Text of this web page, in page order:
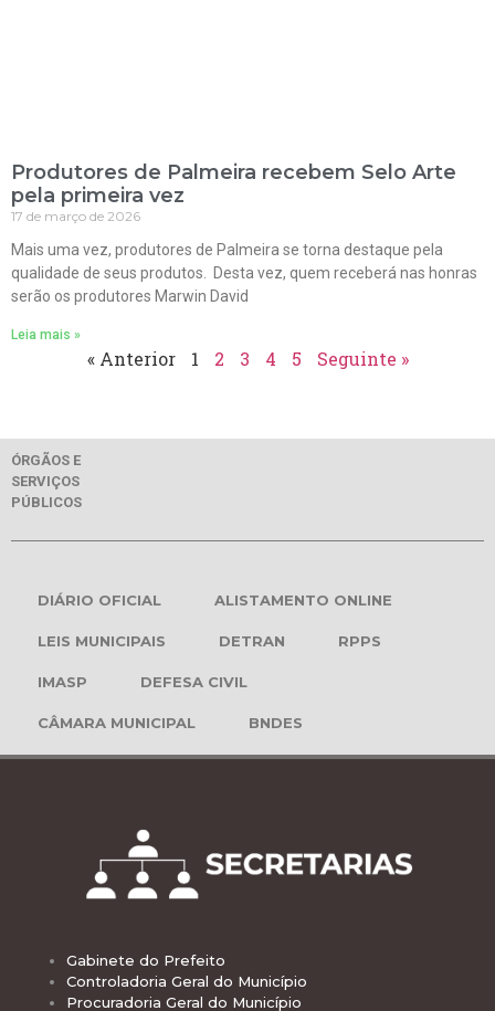
Produtores de Palmeira recebem Selo Arte
pela primeira vez
17 de março de 2026
Mais uma vez, produtores de Palmeira se torna destaque pela
qualidade de seus produtos. Desta vez, quem receberá nas honras
serão os produtores Marwin David
Leia mais »
« Anterior 1 2 3 4 5 Seguinte »
ÓRGÃOS E
SERVIÇOS
PÚBLICOS
DIÁRIO OFICIAL ALISTAMENTO ONLINE
LEIS MUNICIPAIS DETRAN RPPS
IMASP DEFESA CIVIL
CÂMARA MUNICIPAL BNDES
Gabinete do Prefeito
Controladoria Geral do Município
Procuradoria Geral do Município